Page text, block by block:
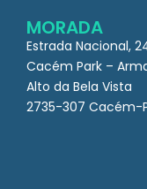
MORADA
Estrada Nacional,
Cacém Park –
Alto da Bela Vista
2735-307 Cacém-